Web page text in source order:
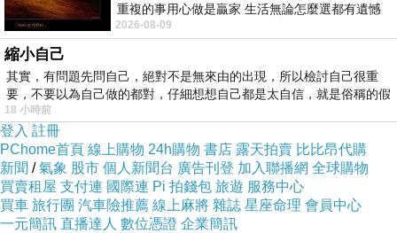
●05.星光的迷宮(編曲：劉 聖賢)台東
●06.
●07.鼓動心動 (編曲：劉聖賢)
第四單元：女聲合唱指揮 吳宏 璋
●08.恬靜的湖邊 ( 編曲：萬益嘉)
●09.放天燈 (編曲：劉新誠) 新北市 ‧
重複的事用心做是贏家 生活無論怎麼選都有遺憾
所以開心就好 生活不會辜負認真
2026-08-09
縮小自己
其實，有問題先問自己，絕對不是無來由的出現，所以檢討自己很重
要，不要以為自己做的都對，仔細想想自己都是太自信，就是俗稱的假
18 小時前
登入 註冊
PChome首頁 線上購物 24h購物 書店 露天拍賣 比比昂代購
新聞 /氣象 股市 個人新聞台 廣告刊登 加入聯播網 全球購物
買賣租屋 支付連 國際連 Pi 拍錢包 旅遊 服務中心
買車 旅行團 汽車險推薦 線上麻將 雜誌 星座命理 會員中心
一元簡訊 直播達人 數位憑證 企業簡訊